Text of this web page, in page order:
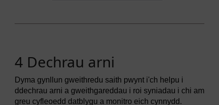
4 Dechrau arni
Dyma gynllun gweithredu saith pwynt i'ch helpu i
ddechrau arni a gweithgareddau i roi syniadau i chi am
greu cyfleoedd datblygu a monitro eich cynnydd.